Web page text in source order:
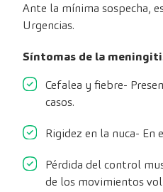
Ante la mínima sospecha,
Urgencias.
Síntomas de la
Cefalea y fiebre-
casos.
Rigidez en la nuca- En
Pérdida del control
de los movimientos